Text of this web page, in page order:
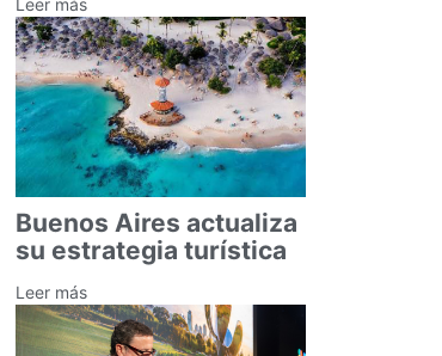
Buenos Aires actualiza
su estrategia turística
Leer más